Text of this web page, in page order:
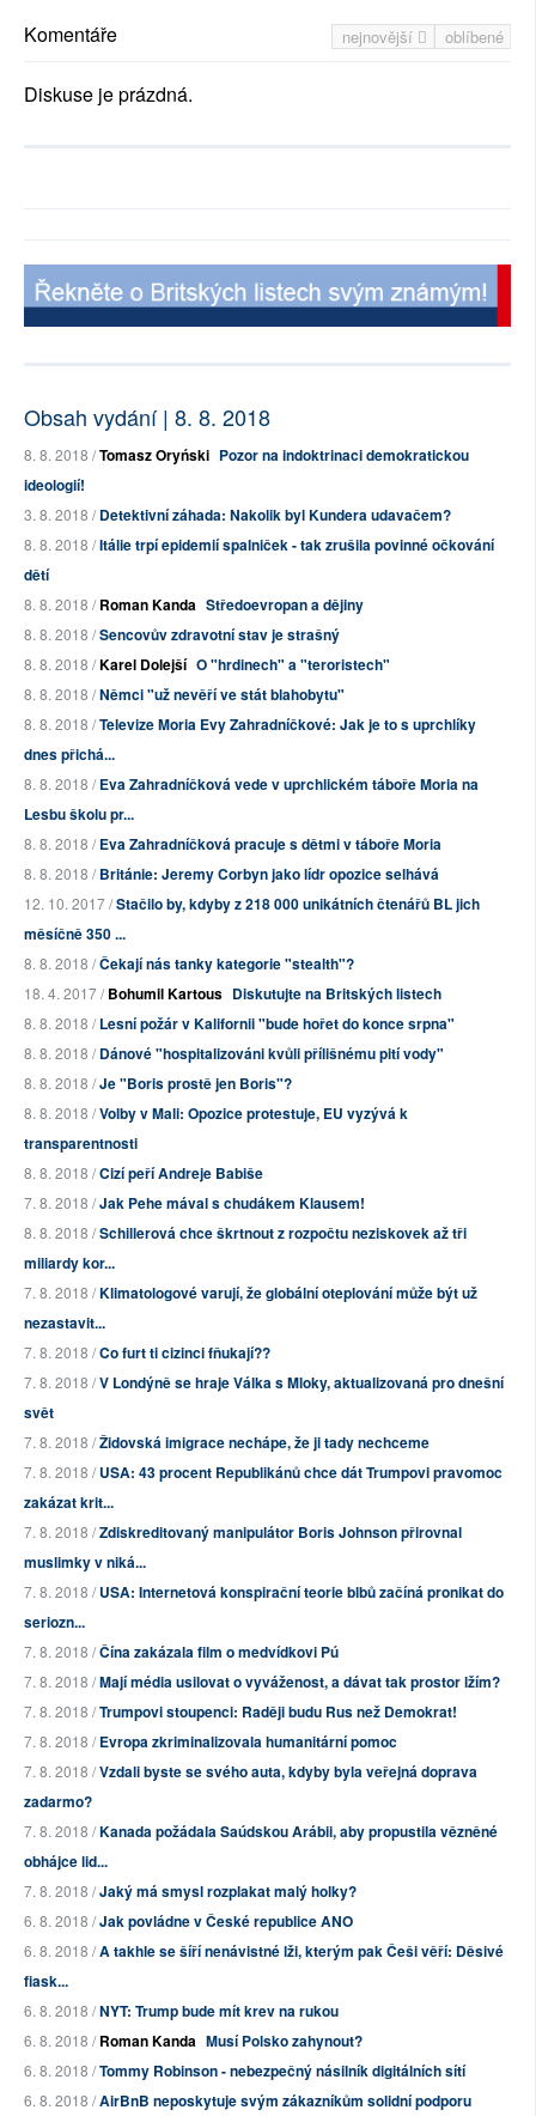
nejnovější oblíbené
Komentáře
Diskuse je prázdná.
Obsah vydání | 8. 8. 2018
8. 8. 2018 /Tomasz Oryński Pozor na indoktrinaci demokratickou
ideologií!
3. 8. 2018 /Detektivní záhada: Nakolik byl Kundera udavačem?
8. 8. 2018 /Itálie trpí epidemií spalniček - tak zrušila povinné očkování
dětí
8. 8. 2018 /Roman Kanda Středoevropan a dějiny
8. 8. 2018 /Sencovův zdravotní stav je strašný
8. 8. 2018 /Karel Dolejší O "hrdinech" a "teroristech"
8. 8. 2018 /Němci "už nevěří ve stát blahobytu"
8. 8. 2018 /Televize Moria Evy Zahradníčkové: Jak je to s uprchlíky
dnes přichá...
8. 8. 2018 /Eva Zahradníčková vede v uprchlickém táboře Moria na
Lesbu školu pr...
8. 8. 2018 /Eva Zahradníčková pracuje s dětmi v táboře Moria
8. 8. 2018 /Británie: Jeremy Corbyn jako lídr opozice selhává
12. 10. 2017 /Stačilo by, kdyby z 218 000 unikátních čtenářů BL jich
měsíčně 350 ...
8. 8. 2018 /Čekají nás tanky kategorie "stealth"?
18. 4. 2017 /Bohumil Kartous Diskutujte na Britských listech
8. 8. 2018 /Lesní požár v Kalifornii "bude hořet do konce srpna"
8. 8. 2018 /Dánové "hospitalizováni kvůli přílišnému pití vody"
8. 8. 2018 /Je "Boris prostě jen Boris"?
8. 8. 2018 /Volby v Mali: Opozice protestuje, EU vyzývá k
transparentnosti
8. 8. 2018 /Cizí peří Andreje Babiše
7. 8. 2018 /Jak Pehe mával s chudákem Klausem!
8. 8. 2018 /Schillerová chce škrtnout z rozpočtu neziskovek až tři
miliardy kor...
7. 8. 2018 /Klimatologové varují, že globální oteplování může být už
nezastavit...
7. 8. 2018 /Co furt ti cizinci fňukají??
7. 8. 2018 /V Londýně se hraje Válka s Mloky, aktualizovaná pro dnešní
svět
7. 8. 2018 /Židovská imigrace nechápe, že ji tady nechceme
7. 8. 2018 /USA: 43 procent Republikánů chce dát Trumpovi pravomoc
zakázat krit...
7. 8. 2018 /Zdiskreditovaný manipulátor Boris Johnson přirovnal
muslimky v niká...
7. 8. 2018 /USA: Internetová konspirační teorie blbů začíná pronikat do
seriozn...
7. 8. 2018 /Čína zakázala film o medvídkovi Pú
7. 8. 2018 /Mají média usilovat o vyváženost, a dávat tak prostor lžím?
7. 8. 2018 /Trumpovi stoupenci: Raději budu Rus než Demokrat!
7. 8. 2018 /Evropa zkriminalizovala humanitární pomoc
7. 8. 2018 /Vzdali byste se svého auta, kdyby byla veřejná doprava
zadarmo?
7. 8. 2018 /Kanada požádala Saúdskou Arábii, aby propustila vězněné
obhájce lid...
7. 8. 2018 /Jaký má smysl rozplakat malý holky?
6. 8. 2018 /Jak povládne v České republice ANO
6. 8. 2018 /A takhle se šíří nenávistné lži, kterým pak Češi věří: Děsivé
fiask...
6. 8. 2018 /NYT: Trump bude mít krev na rukou
6. 8. 2018 /Roman Kanda Musí Polsko zahynout?
6. 8. 2018 /Tommy Robinson - nebezpečný násilník digitálních sítí
6. 8. 2018 /AirBnB neposkytuje svým zákazníkům solidní podporu